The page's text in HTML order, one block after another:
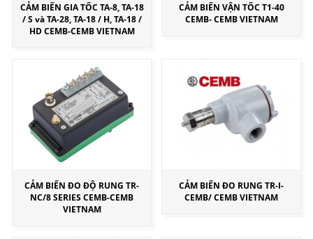
CẢM BIẾN GIA TỐC TA-8, TA-18
/ S và TA-28, TA-18 / H, TA-18 /
HD CEMB-CEMB VIETNAM
CẢM BIẾN VẬN TỐC T1-40
CEMB- CEMB VIETNAM
CẢM BIẾN ĐO ĐỘ RUNG TR-
NC/8 SERIES CEMB-CEMB
VIETNAM
CẢM BIẾN ĐO RUNG TR-I-
CEMB/ CEMB VIETNAM